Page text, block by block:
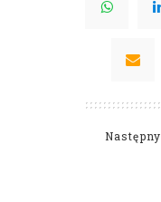
Następny